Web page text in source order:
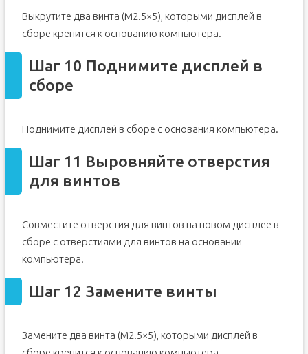
Выкрутите два винта (M2.5×5), которыми дисплей в
сборе крепится к основанию компьютера.
Шаг 10 Поднимите дисплей в
сборе
Поднимите дисплей в сборе с основания компьютера.
Шаг 11 Выровняйте отверстия
для винтов
Совместите отверстия для винтов на новом дисплее в
сборе с отверстиями для винтов на основании
компьютера.
Шаг 12 Замените винты
Замените два винта (M2.5×5), которыми дисплей в